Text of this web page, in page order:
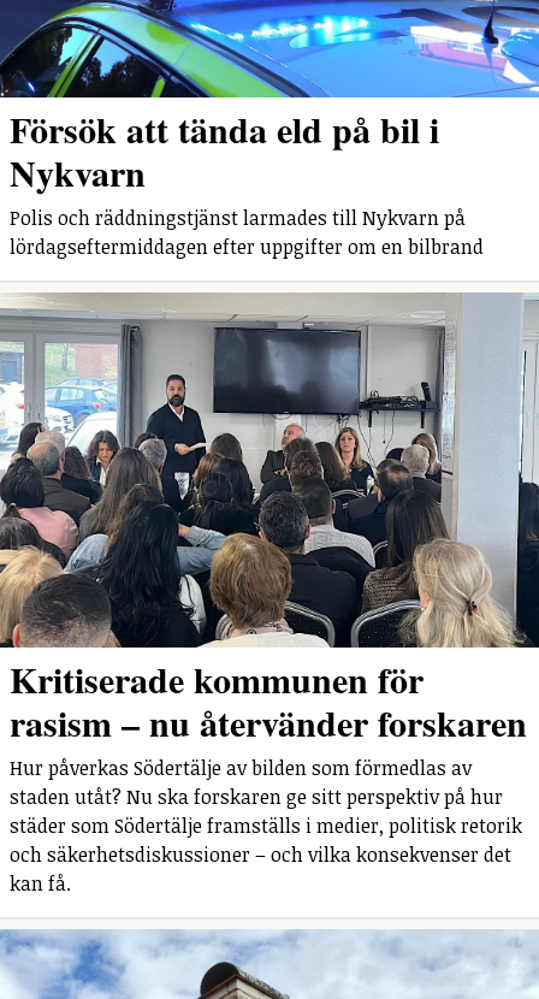
Försök att tända eld på bil i
Nykvarn
Polis och räddningstjänst larmades till Nykvarn på
lördagseftermiddagen efter uppgifter om en bilbrand
Kritiserade kommunen för
rasism – nu återvänder forskaren
Hur påverkas Södertälje av bilden som förmedlas av
staden utåt? Nu ska forskaren ge sitt perspektiv på hur
städer som Södertälje framställs i medier, politisk retorik
och säkerhetsdiskussioner – och vilka konsekvenser det
kan få.